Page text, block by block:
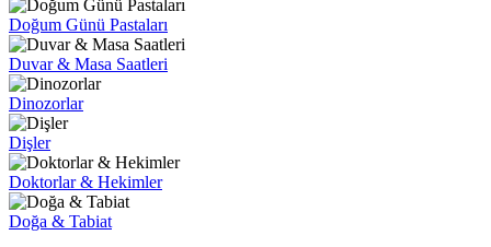
Doğum Günü Pastaları
Duvar & Masa Saatleri
Dinozorlar
Dişler
Doktorlar & Hekimler
Doğa & Tabiat